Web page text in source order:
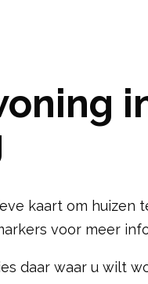
kaart om huizen
voor meer
daar waar u wilt